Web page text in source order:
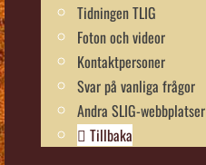
Tidningen TLIG
Foton och videor
Kontaktpersoner
Svar på vanliga frågor
Andra SLIG-webbplatser
Tillbaka